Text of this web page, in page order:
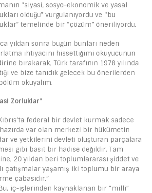
“siyasi, sosyo-ekonomik ve yasal
olduğu” vurgulanıyordu ve “bu
temelinde bir “çözüm” öneriliyordu.
yıldan sonra bugün bunları neden
ihtiyacını hissettiğimi okuyucunun
bırakarak, Türk tarafının 1978 yılında
ve bize tanıdık gelecek bu önerilerden
okuyalım.
Zorluklar”
federal bir devlet kurmak sadece
var olan merkezi bir hükümetin
ve yetkilerini devleti oluşturan parçalara
gibi basit bir hadise değildir. Tam
20 yıldan beri toplumlararası şiddet ve
çatışmalar yaşamış iki toplumu bir araya
çabasıdır.”
iç-işlerinden kaynaklanan bir “milli”